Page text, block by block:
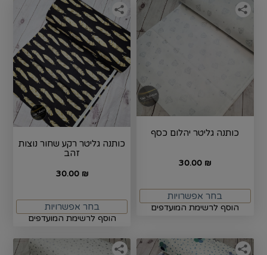
כותנה גליטר יהלום כסף
30.00 ₪
בחר אפשרויות
הוסף לרשימת המועדפים
כותנה גליטר רקע שחור נוצות
זהב
30.00 ₪
בחר אפשרויות
הוסף לרשימת המועדפים